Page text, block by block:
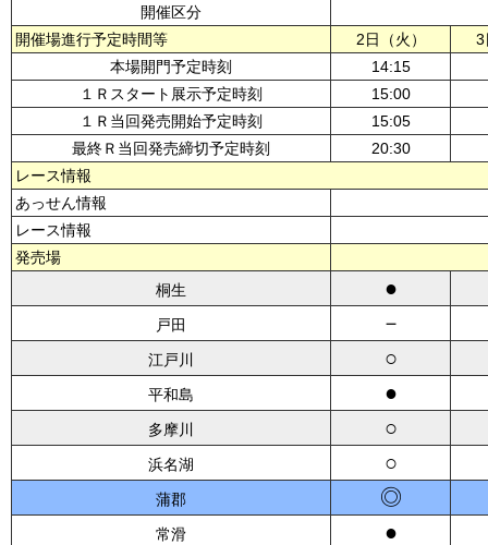
開催区分
開催場進行予定時間等
2日（火）
3
本場開門予定時刻
14:15
１Ｒスタート展示予定時刻
15:00
１Ｒ当回発売開始予定時刻
15:05
最終Ｒ当回発売締切予定時刻
20:30
レース情報
あっせん情報
レース情報
発売場
桐生
●
戸田 －
江戸川 ○
平和島 ●
多摩川 ○
浜名湖 ○
蒲郡 ◎
常滑 ●